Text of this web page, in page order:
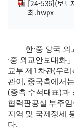
[24-536](보도
최.hwpx
한·중 양국
·중 외교안보대화
교부 제1차관(우
관이, 중국측에서
(중측 수석대표)과
협력판공실 부주
지역 및 국제정세
다.